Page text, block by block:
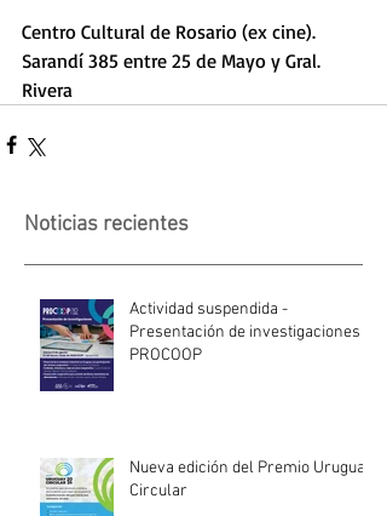
Centro Cultural de Rosario (ex cine).
Sarandí 385 entre 25 de Mayo y Gral.
Rivera
Noticias recientes
Actividad suspendida -
Presentación de investigaciones -
PROCOOP
Nueva edición del Premio Uruguay
Circular